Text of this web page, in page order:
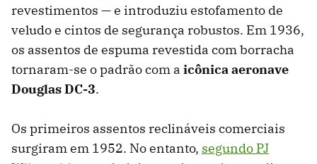
revestimentos — e introduziu estofamento de
veludo e cintos de segurança robustos. Em 1936,
os assentos de espuma revestida com borracha
tornaram-se o padrão com a icônica aeronave
Douglas DC-3.
Os primeiros assentos reclináveis ​​comerciais
surgiram em 1952. No entanto, segundo PJ